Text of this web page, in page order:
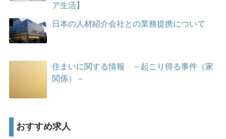
ア生活】
日本の人材紹介会社との業務提携について
住まいに関する情報 －起こり得る事件（家
関係）－
おすすめ求人